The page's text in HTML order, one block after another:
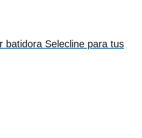
batidora Selecline para tus